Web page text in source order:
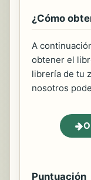
¿Cómo
A
obtener el
librería de tu
nosotros
Puntuación